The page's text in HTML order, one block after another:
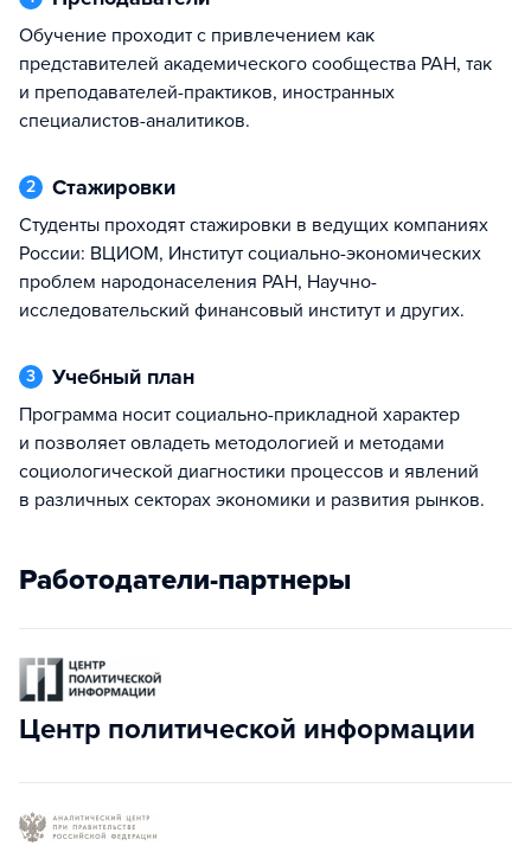
Обучение проходит с привлечением как
представителей академического сообщества РАН, так
и преподавателей-практиков, иностранных
специалистов-аналитиков.
2 Стажировки
Студенты проходят стажировки в ведущих компаниях
России: ВЦИОМ, Институт социально-экономических
проблем народонаселения РАН, Научно-
исследовательский финансовый институт и других.
3 Учебный план
Программа носит социально-прикладной характер
и позволяет овладеть методологией и методами
социологической диагностики процессов и явлений
в различных секторах экономики и развития рынков.
Работодатели-партнеры
Центр политической информации